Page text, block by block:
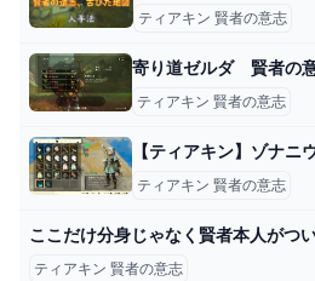
ティアキン 賢者の意志
ティアキン 賢者の意志
ティアキン 賢者の意志
ティアキン 賢者の意志